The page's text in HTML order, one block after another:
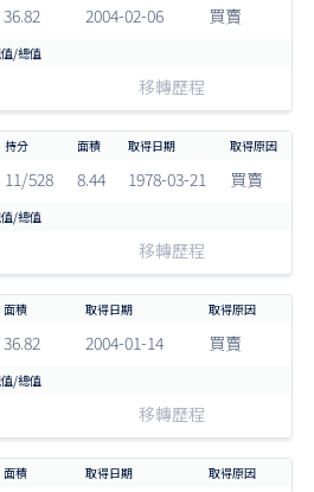
36.82 2004-02-06 買賣
移轉歷程
11/528 8.44 1978-03-21 買賣
移轉歷程
36.82 2004-01-14 買賣
移轉歷程